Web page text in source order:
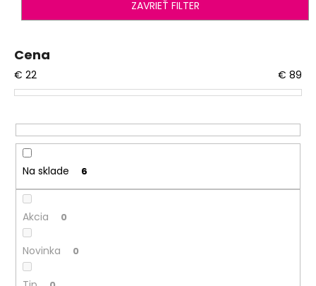
e
r
o
d
k
t
o
v
ZAVRIEŤ FILTER
Cena
€ 22 € 89
Na sklade 6
Akcia 0
Novinka 0
e
NÁKRČNÍK
MULTIFUNKČNÝ
TENKÝ
OUTLAST®
ŠEDÝ
MELÍR
€10,47